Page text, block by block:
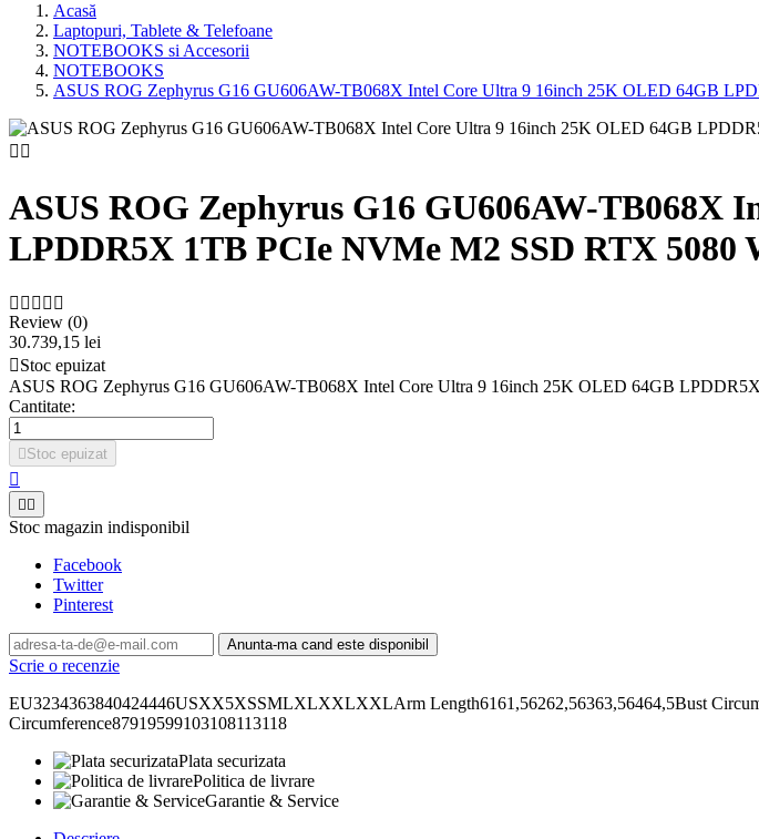
Acasă
Laptopuri, Tablete & Telefoane
NOTEBOOKS si Accesorii
NOTEBOOKS
ASUS ROG Zephyrus G16 GU606AW-TB068X Intel Core Ultra 9 16inch 25K OLED 64GB
 
ASUS ROG Zephyrus G16 GU606AW-TB068X
LPDDR5X 1TB PCIe NVMe M2 SSD RTX 5080
    
Review (0)
30.739,15 lei
Stoc epuizat
ASUS ROG Zephyrus G16 GU606AW-TB068X Intel Core Ultra 9 16inch 25K OLED 64GB
Cantitate:
 Stoc epuizat

 
Stoc magazin indisponibil
Facebook
Twitter
Pinterest
Anunta-ma cand este disponibil
Scrie o recenzie
EU3234363840424446USXX5XSSMLXLXXLXXLArm Length6161,56262,56363,56464,5Bust
Circumference87919599103108113118
Plata securizata
Politica de livrare
Garantie & Service